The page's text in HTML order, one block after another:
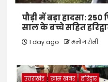
पौड़ी में बड़ा हादसा:
साल के बच्चे सहित
1 day ago मनोज सैनी
उत्तराखंड खास खबर हरिद्वार